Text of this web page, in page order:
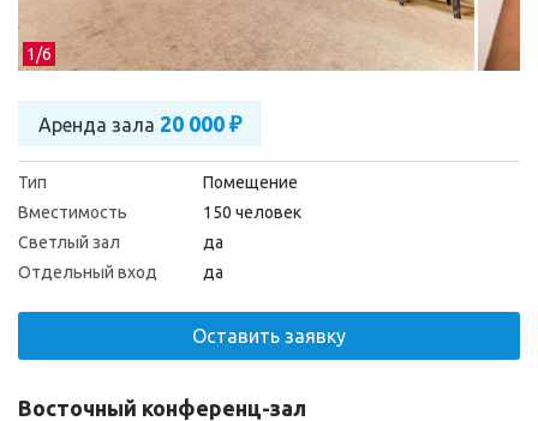
1/6
Аренда зала 20 000 ₽
Тип
Помещение
Вместимость
150 человек
Светлый зал
да
Отдельный вход
да
Оставить заявку
Восточный конференц-зал